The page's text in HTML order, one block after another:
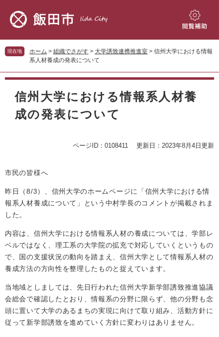
先
頭
す。
を
飛
し
閲
補
現在地 ホーム > 組織でさがす > 大学誘致連携推進室 > 信州大学における情報
系人材養成の発表について
本
信州大学における情報系人材養
成の発表について
ページID：0108411 更新日：2023年8月4日更新
市民の皆様へ
昨日（8/3）、信州大学のホームページに「信州大学における情
報系人材養成について」という中村学長のコメントが掲載されま
した。
内容は、信州大学における情報系人材の養成については、学部レ
ベルではなく、理工系の大学院の拡充で対応していくというもの
で、国の支援状況の動向を踏まえ、信州大学として情報系人材の
養成方法の方向性を整理したものと捉えています。
当地域としましては、先日行われた信州大学新学部誘致推進協議
会総会で確認したとおり、情報系の分野に限らず、他の分野も念
頭に置いて大学のあるまちの実現に向けて取り組み、活動方針に
従って新学部誘致を進めていく方針に変わりはありません。